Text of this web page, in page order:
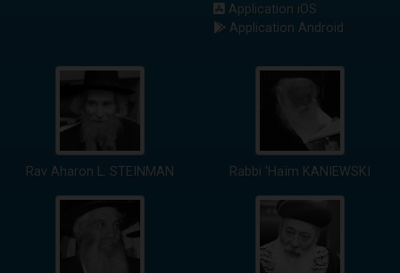
Application iOS
Application Android
Rav Aharon L. STEINMAN Rabbi 'Haïm KANIEWSKI